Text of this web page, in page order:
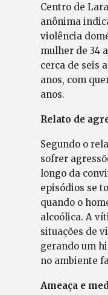
Centro de
anônima
violência
mulher de 34
cerca de seis
anos, com
anos.
Relato de
Segundo o
sofrer
longo da
episódios se
quando o
alcoólica. A
situações de
gerando um
no ambiente
Ameaça e